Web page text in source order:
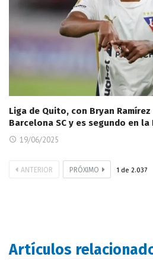
Liga de Quito, con Bryan
Barcelona SC y es segundo en la
19/06/2025
ANTERIOR PRÓXIMO 1 de 2.037
Artículos